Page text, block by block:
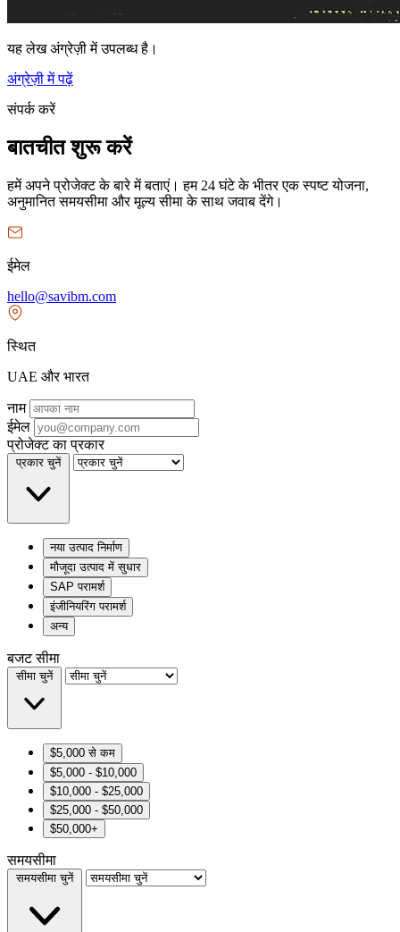
यह लेख अंग्रेज़ी में उपलब्ध है।
अंग्रेज़ी में पढ़ें
संपर्क करें
बातचीत शुरू करें
हमें अपने प्रोजेक्ट के बारे में बताएं। हम 24 घंटे के भीतर एक स्पष्ट योजना,
अनुमानित समयसीमा और मूल्य सीमा के साथ जवाब देंगे।
ईमेल
hello@savibm.com
स्थित
UAE और भारत
नाम
ईमेल
प्रोजेक्ट का प्रकार
प्रकार चुनें
नया उत्पाद निर्माण
मौजूदा उत्पाद में सुधार
SAP परामर्श
इंजीनियरिंग परामर्श
अन्य
बजट सीमा
सीमा चुनें
$5,000 से कम
$5,000 - $10,000
$10,000 - $25,000
$25,000 - $50,000
$50,000+
समयसीमा
समयसीमा चुनें